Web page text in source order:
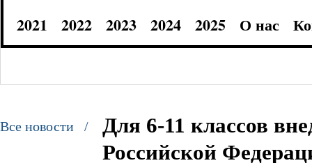
2021
2022 2023 2024 2025 О нас
Все новости /
Для 6-11 классов
Российской